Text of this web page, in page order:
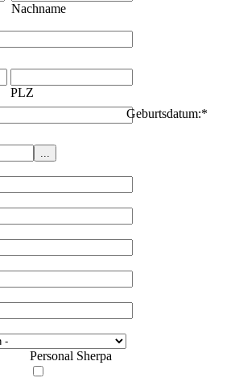
Nachname
PLZ
Geburtsdatum:*
Personal Sherpa